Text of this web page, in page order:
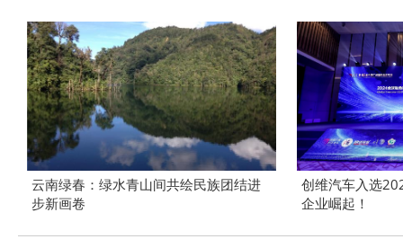
云南绿春：绿水青山间共绘民族团结进
步新画卷
创维汽车入选
企业崛起！